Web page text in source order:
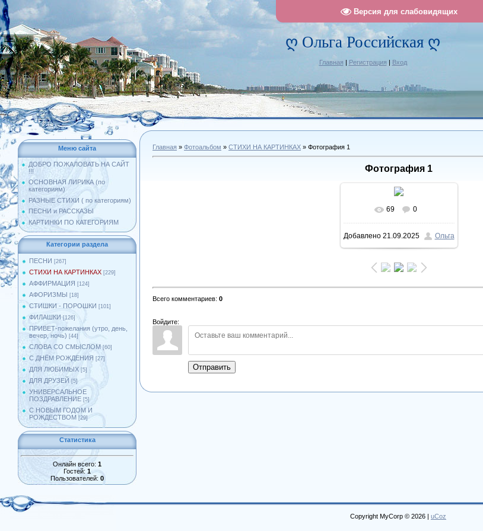
Версия для слабовидящих
ღ Ольга Российская ღ
Главная | Регистрация | Вход
Меню сайта
ДОБРО ПОЖАЛОВАТЬ НА САЙТ
!!!
ОСНОВНАЯ ЛИРИКА (по
категориям)
РАЗНЫЕ СТИХИ ( по категориям)
ПЕСНИ и РАССКАЗЫ
КАРТИНКИ ПО КАТЕГОРИЯМ
Категории раздела
ПЕСНИ [267]
СТИХИ НА КАРТИНКАХ [229]
АФФИРМАЦИЯ [124]
АФОРИЗМЫ [18]
СТИШКИ - ПОРОШКИ [101]
ФИЛАШКИ [126]
ПРИВЕТ-пожелания (утро, день,
вечер, ночь) [44]
СЛОВА СО СМЫСЛОМ [60]
С ДНЁМ РОЖДЕНИЯ [27]
ДЛЯ ЛЮБИМЫХ [5]
ДЛЯ ДРУЗЕЙ [5]
УНИВЕРСАЛЬНОЕ
ПОЗДРАВЛЕНИЕ [5]
С НОВЫМ ГОДОМ И
РОЖДЕСТВОМ [29]
Статистика
Онлайн всего: 1
Гостей: 1
Пользователей: 0
Главная » Фотоальбом » СТИХИ НА КАРТИНКАХ » Фотография 1
Фотография 1
В реальном размере
1173x1509/ 540.9Kb
69 0
Добавлено21.09.2025 Ольга
Всего комментариев: 0
Войдите:
Отправить
Copyright MyCorp © 2026 | uCoz